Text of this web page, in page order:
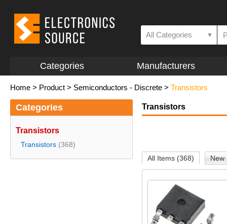
All Categories ▼
Categories Manufacturers
Home > Product > Semiconductors - Discrete > Transistors
Categories
Transistors
Transistors (368)
Transistors
All Items (368) New